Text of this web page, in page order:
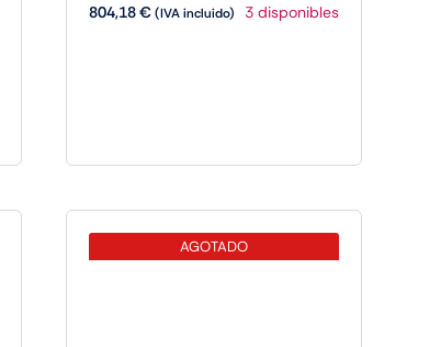
804,18€(IVA incluido) 3 disponibles
AGOTADO